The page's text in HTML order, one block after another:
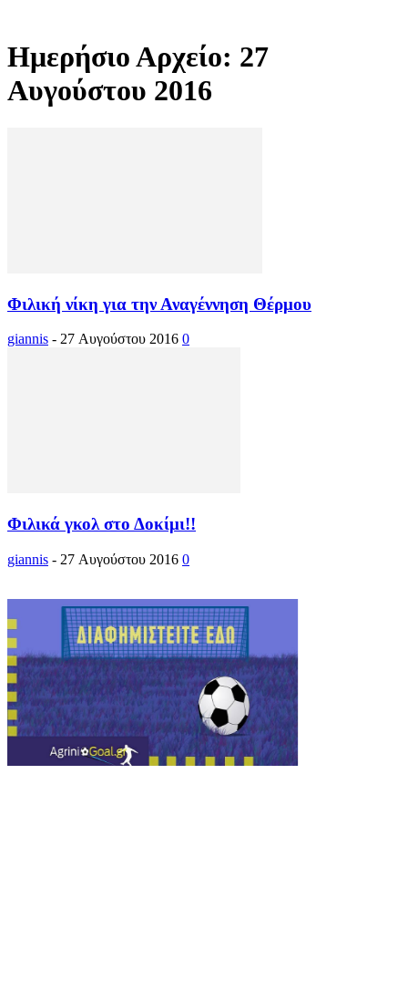
Ημερήσιο Αρχείο: 27
Αυγούστου 2016
Φιλική νίκη για την Αναγέννηση Θέρμου
giannis - 27 Αυγούστου 2016 0
Φιλικά γκολ στο Δοκίμι!!
giannis - 27 Αυγούστου 2016 0